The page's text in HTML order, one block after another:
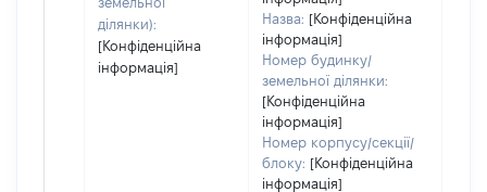
ділянки):
[Конфіденційна
інформація]
Назва: [Конфіденційна
інформація]
Номер будинку/
земельної ділянки:
[Конфіденційна
інформація]
Номер корпусу/секції/
блоку: [Конфіденційна
інформація]